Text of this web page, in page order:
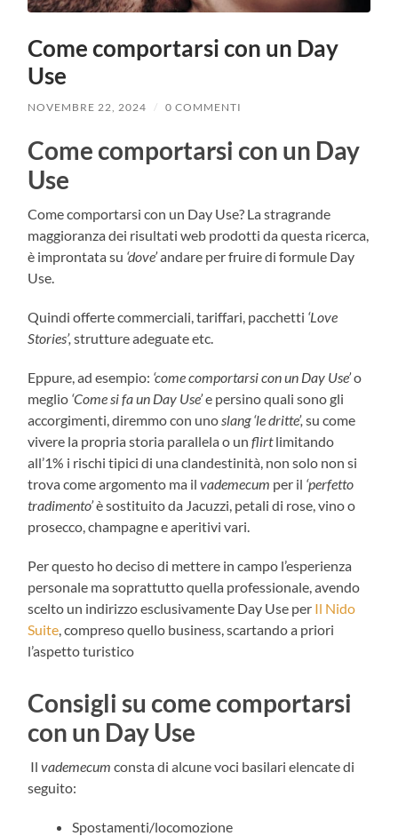
Come comportarsi con un Day
Use
NOVEMBRE 22, 2024 / 0 COMMENTI
Come comportarsi con un Day
Use
Come comportarsi con un Day Use? La stragrande
maggioranza dei risultati web prodotti da questa ricerca,
è improntata su ‘dove’andare per fruire di formule Day
Use.
Quindi offerte commerciali, tariffari, pacchetti ‘Love
Stories’, strutture adeguate etc.
Eppure, ad esempio: ‘come comportarsi con un Day Use’o
meglio ‘Come si fa un Day Use’e persino quali sono gli
accorgimenti, diremmo con uno slang ‘le dritte’, su come
vivere la propria storia parallela o unflirtlimitando
all’1% i rischi tipici di una clandestinità, non solo non si
trova come argomento ma ilvademecum per il ‘perfetto
tradimento’è sostituito da Jacuzzi, petali di rose, vino o
prosecco, champagne e aperitivi vari.
Per questo ho deciso di mettere in campo l’esperienza
personale ma soprattutto quella professionale, avendo
scelto un indirizzo esclusivamente Day Use per Il Nido
Suite , compreso quello business, scartando a priori
l’aspetto turistico
Consigli su come comportarsi
con un Day Use
Ilvademecum consta di alcune voci basilari elencate di
seguito:
Spostamenti/locomozione